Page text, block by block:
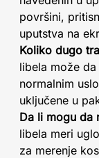
površini,
uputstva na
Koliko dugo
libela može
normalnim
uključene u
Da li mogu da
libela meri
za merenje